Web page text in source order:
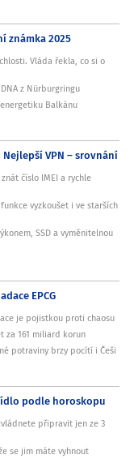
známka 2025
Vláda řekla, co si o
z Nürburgringu
Balkánu
Nejlepší VPN – srovnání
číslo IMEI a rychle
vyzkoušet i ve starších
SSD a vyměnitelnou
EPCG
je pojistkou proti chaosu
za 161 miliard korun
potraviny brzy pocítí i Češi
podle horoskopu
připravit jen ze 3
se jim máte vyhnout